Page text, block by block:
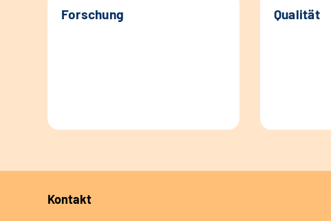
Forschung Qualität
Kontakt